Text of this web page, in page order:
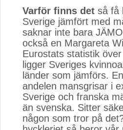
Varför finns det så få
Sverige jämfört med
saknar inte bara
också en Margareta
Eurostats statistik
ligger Sveriges
länder som jämförs.
andelen mansgrisar i
Sverige och franska
än svenska. Sitter
någon som tror på